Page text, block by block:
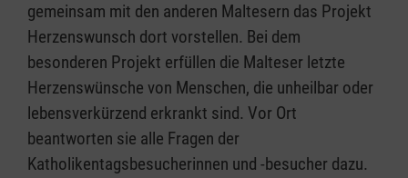
gemeinsam mit den anderen Maltesern das Projekt
Herzenswunsch dort vorstellen. Bei dem
besonderen Projekt erfüllen die Malteser letzte
Herzenswünsche von Menschen, die unheilbar oder
lebensverkürzend erkrankt sind. Vor Ort
beantworten sie alle Fragen der
Katholikentagsbesucherinnen und -besucher dazu.